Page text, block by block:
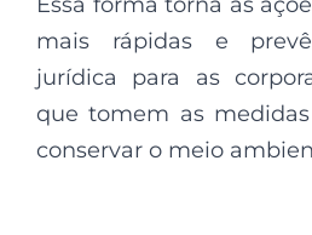
mais rápidas e
jurídica para as
que tomem as medidas
conservar o meio